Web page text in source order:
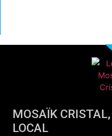
MOSAÏK
LOCAL